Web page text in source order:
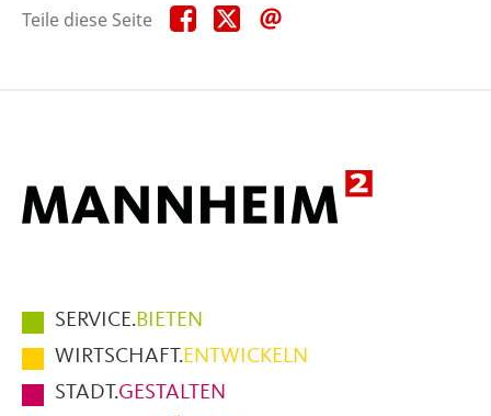
Teile diese Seite
Teile
diese
Teile
diese
Hauptmenüpunkte
im
Fußbereich
der
SERVICE.BIETEN
WIRTSCHAFT.ENTWICKELN
STADT.GESTALTEN